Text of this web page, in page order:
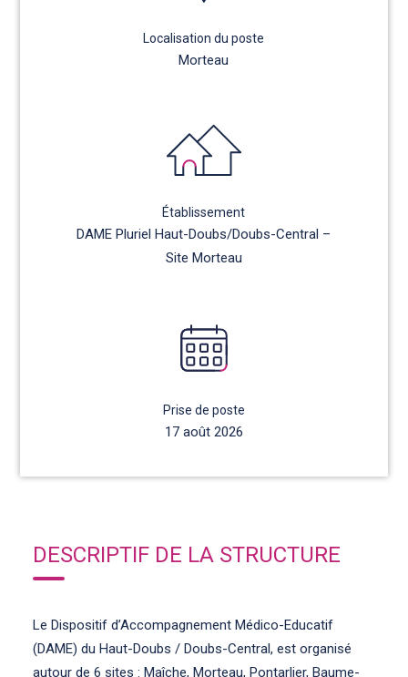
Localisation du poste
Morteau
Établissement
DAME Pluriel Haut-Doubs/Doubs-Central –
Site Morteau
Prise de poste
17 août 2026
DESCRIPTIF DE LA STRUCTURE
Le Dispositif d’Accompagnement Médico-Educatif
(DAME) du Haut-Doubs / Doubs-Central, est organisé
autour de 6 sites : Maîche, Morteau, Pontarlier, Baume-